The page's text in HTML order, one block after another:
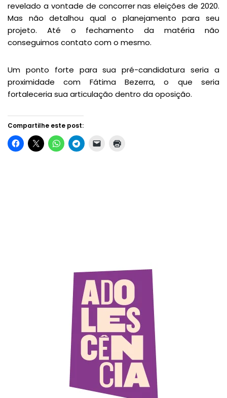
revelado a vontade de concorrer nas eleições de 2020.
Mas não detalhou qual o planejamento para seu
projeto. Até o fechamento da matéria não
conseguimos contato com o mesmo.
Um ponto forte para sua pré-candidatura seria a
proximidade com Fátima Bezerra, o que seria
fortaleceria sua articulação dentro da oposição.
Compartilhe este post: